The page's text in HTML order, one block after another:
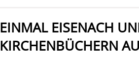
EINMAL EISENACH
KIRCHENBÜCHERN